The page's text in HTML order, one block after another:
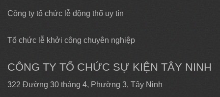
Công ty tổ chức lễ động thổ uy tín
Tổ chức lễ khởi công chuyên nghiệp
CÔNG TY TỔ CHỨC SỰ KIỆN TÂY NINH
322 Đường 30 tháng 4, Phường 3, Tây Ninh